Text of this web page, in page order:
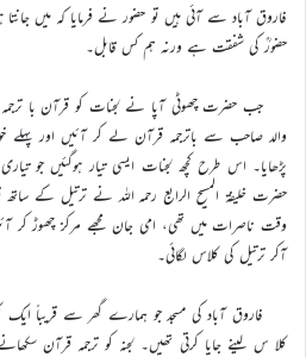
فاروق آباد سے آئی ہیں تو حضور نے فرمایا کہ میں
حضورؒ کی شفقت ہے ورنہ ہم کس قابل۔
جب حضرت چھوٹی آپا نے لجنات کو قرآن با ترجمہ
والد صاحب سے باترجمہ قرآن لے کر آئیں اور پہلے
پڑھایا۔ اس طرح کچھ لجنات ایسی تیار ہوگئیں جو
حضرت خلیفۃ المسیح الرابع رحمہ اللہ نے ترتیل کے
وقت ناصرات میں تھی، امی جان مجھے مرکز چھوڑ کر
آکر ترتیل کی کلاس لگائی۔
فاروق آباد کی مسجد جو ہمارے گھر سے قریباً
کلا س لینے جایا کرتی تھیں۔ لجنہ کو ترجمہ قرآن